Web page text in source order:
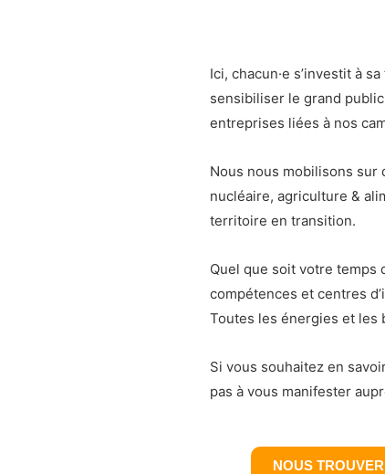
Ici, chacun·e s’investit à
sensibiliser le grand
entreprises liées à nos
Nous nous mobilisons
nucléaire, agriculture &
territoire en transition.
Quel que soit votre temps
compétences et centres
Toutes les énergies et les
Si vous souhaitez en
pas à vous manifester
NOUS